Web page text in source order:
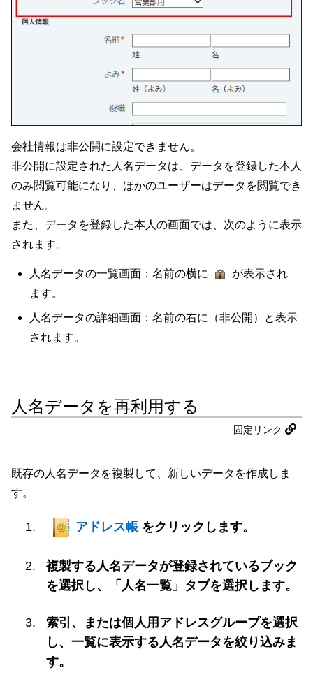
会社情報は非公開に設定できません。
非公開に設定された人名データは、データを登録した本人
のみ閲覧可能になり、ほかのユーザーはデータを閲覧でき
ません。
また、データを登録した本人の画面では、次のように表示
されます。
人名データの一覧画面：名前の横に
が表示され
ます。
人名データの詳細画面：名前の右に（非公開）と表示
されます。
人名データを再利用する
固定リンク
既存の人名データを複製して、新しいデータを作成しま
す。
アドレス帳 をクリックします。
複製する人名データが登録されているブック
を選択し、「人名一覧」タブを選択します。
索引、または個人用アドレスグループを選択
し、一覧に表示する人名データを絞り込みま
す。